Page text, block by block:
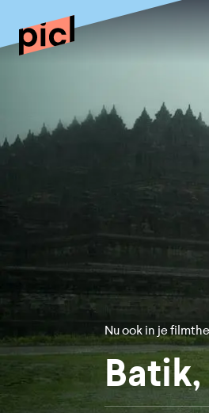
Nu ook in je
Batik,